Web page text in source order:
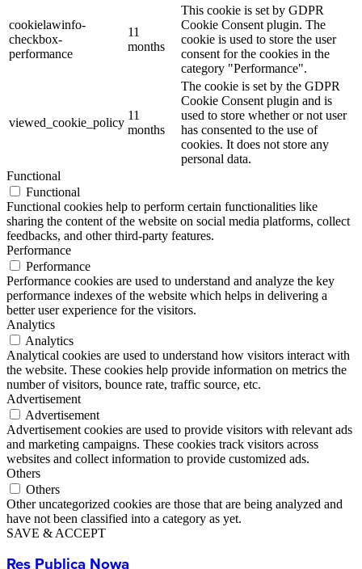
cookielawinfo-
checkbox-
performance
11
months
This cookie is set by GDPR
Cookie Consent plugin. The
cookie is used to store the user
consent for the cookies in the
category "Performance".
viewed_cookie_policy
11
months
The cookie is set by the GDPR
Cookie Consent plugin and is
used to store whether or not user
has consented to the use of
cookies. It does not store any
personal data.
Functional
Functional
Functional cookies help to perform certain functionalities like
sharing the content of the website on social media platforms, collect
feedbacks, and other third-party features.
Performance
Performance
Performance cookies are used to understand and analyze the key
performance indexes of the website which helps in delivering a
better user experience for the visitors.
Analytics
Analytics
Analytical cookies are used to understand how visitors interact with
the website. These cookies help provide information on metrics the
number of visitors, bounce rate, traffic source, etc.
Advertisement
Advertisement
Advertisement cookies are used to provide visitors with relevant ads
and marketing campaigns. These cookies track visitors across
websites and collect information to provide customized ads.
Others
Others
Other uncategorized cookies are those that are being analyzed and
have not been classified into a category as yet.
SAVE & ACCEPT
Res Publica Nowa